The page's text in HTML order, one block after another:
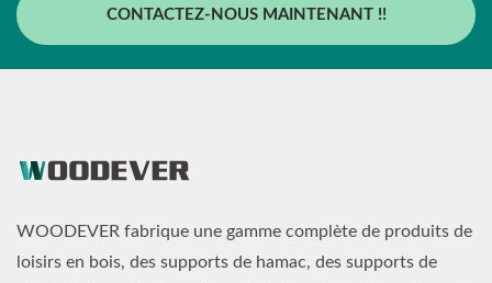
CONTACTEZ-NOUS MAINTENANT !!
WOODEVER fabrique une gamme complète de produits de
loisirs en bois, des supports de hamac, des supports de